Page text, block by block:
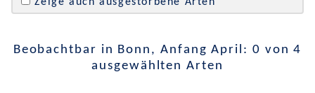
Beobachtbar in Bonn, Anfang April: 0 von 4
ausgewählten Arten